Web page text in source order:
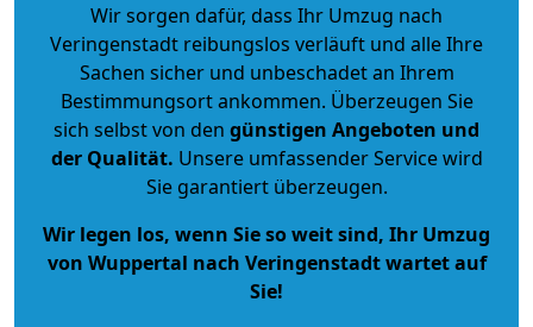
Wir sorgen dafür, dass Ihr Umzug nach
Veringenstadt reibungslos verläuft und alle Ihre
Sachen sicher und unbeschadet an Ihrem
Bestimmungsort ankommen. Überzeugen Sie
sich selbst von den günstigen Angeboten und
der Qualität. Unsere umfassender Service wird
Sie garantiert überzeugen.
Wir legen los, wenn Sie so weit sind, Ihr Umzug
von Wuppertal nach Veringenstadt wartet auf
Sie!